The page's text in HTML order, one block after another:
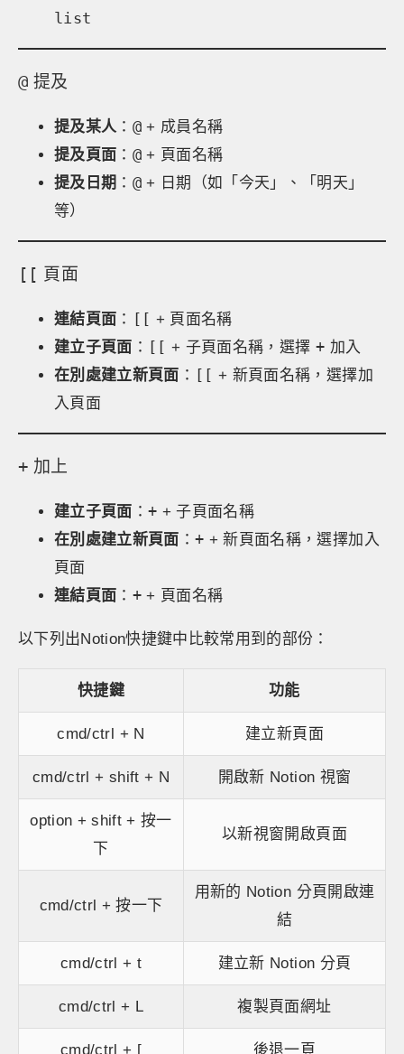
list
@ 提及
提及某人： @ + 成員名稱
提及頁面 ： @ + 頁面名稱
提及日期 ： @ + 日期（如「今天」、「明天」
等）
[[ 頁面
連結頁面 ： [[ + 頁面名稱
建立子頁面 ： [[ + 子頁面名稱，選擇 + 加入
在別處建立新頁面 ： [[ + 新頁面名稱，選擇加
入頁面
+ 加上
建立子頁面 ：+ + 子頁面名稱
在別處建立新頁面 ：+ + 新頁面名稱，選擇加入
頁面
連結頁面 ： + + 頁面名稱
以下列出Notion快捷鍵中比較常用到的部份：
快捷鍵 功能
cmd/ctrl + N 建立新頁面
cmd/ctrl + shift + N 開啟新 Notion 視窗
option + shift + 按一
下
以新視窗開啟頁面
cmd/ctrl + 按一下
用新的 Notion 分頁開啟連
結
cmd/ctrl + t 建立新 Notion 分頁
cmd/ctrl + L 複製頁面網址
cmd/ctrl + [ 後退一頁